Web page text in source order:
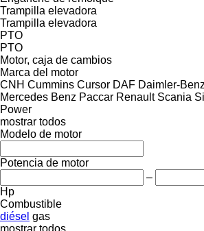
Trampilla elevadora
Trampilla elevadora
PTO
PTO
Motor, caja de cambios
Marca del motor
CNH Cummins Cursor DAF Daimler-Benz
Mercedes Benz Paccar Renault Scania
Power
mostrar todos
Modelo de motor
Potencia de motor
–
Hp
Combustible
diésel gas
mostrar todos